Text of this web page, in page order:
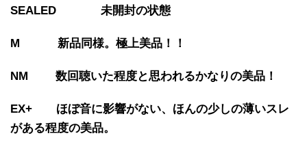
SEALED 未開封の状態
M 新品同様。極上美品！！
NM 数回聴いた程度と思われるかなりの美品！
EX+ ほぼ音に影響がない、ほんの少しの薄いスレ
がある程度の美品。